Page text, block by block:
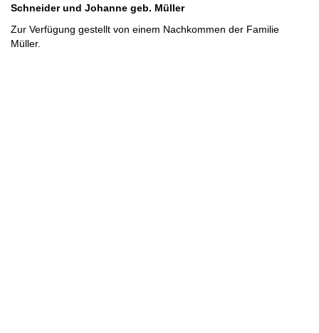
Schneider und Johanne geb. Müller
Zur Verfügung gestellt von einem Nachkommen der Familie
Müller.